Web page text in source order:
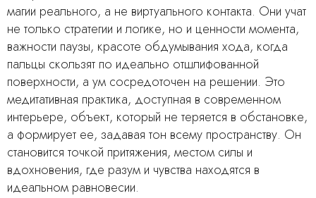
магии реального, а не виртуального контакта. Они учат
не только стратегии и логике, но и ценности момента,
важности паузы, красоте обдумывания хода, когда
пальцы скользят по идеально отшлифованной
поверхности, а ум сосредоточен на решении. Это
медитативная практика, доступная в современном
интерьере, объект, который не теряется в обстановке,
а формирует ее, задавая тон всему пространству. Он
становится точкой притяжения, местом силы и
вдохновения, где разум и чувства находятся в
идеальном равновесии.